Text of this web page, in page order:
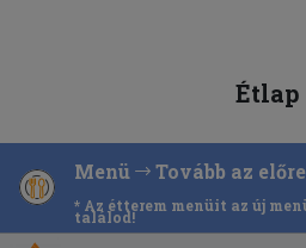
Étlap
Menü Tovább az
* Az étterem menüit az új
találod!